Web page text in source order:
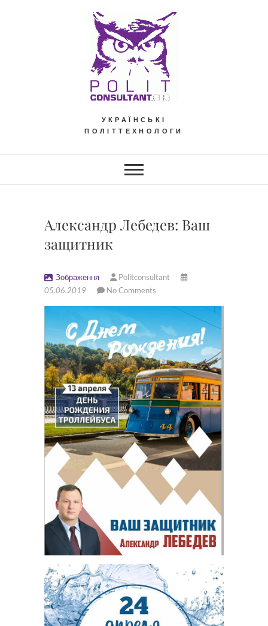
УКРАЇНСЬКІ
ПОЛІТТЕХНОЛОГИ
Александр Лебедев: Ваш
защитник
Зображення
Politconsultant
05.06.2019
No Comments